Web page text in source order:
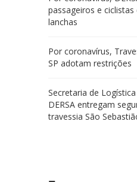
passageiros e
lanchas
Por coronavírus,
SP adotam restrições
Secretaria de
DERSA entregam
travessia São